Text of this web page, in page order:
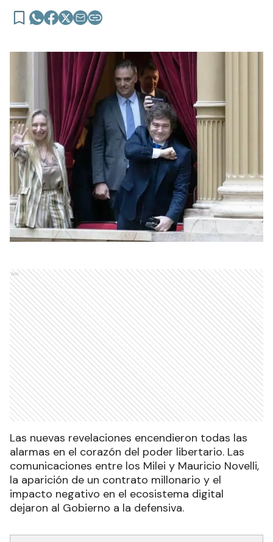
Ads
Las nuevas revelaciones encendieron todas las
alarmas en el corazón del poder libertario. Las
comunicaciones entre los Milei y Mauricio Novelli,
la aparición de un contrato millonario y el
impacto negativo en el ecosistema digital
dejaron al Gobierno a la defensiva.